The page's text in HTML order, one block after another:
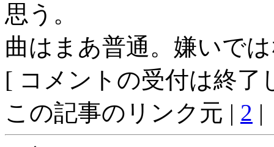
思う。
曲はまあ普通。嫌いで
[ コメントの受付は終了
この記事のリンク元 | 2 |